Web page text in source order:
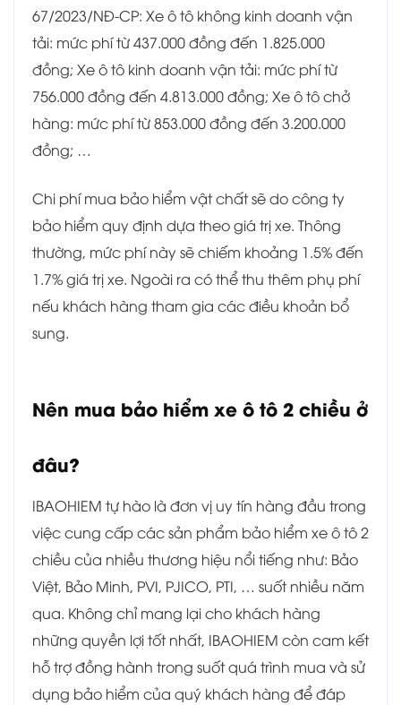
67/2023/NĐ-CP: Xe ô tô không kinh doanh vận
tải: mức phí từ 437.000 đồng đến 1.825.000
đồng; Xe ô tô kinh doanh vận tải: mức phí từ
756.000 đồng đến 4.813.000 đồng; Xe ô tô chở
hàng: mức phí từ 853.000 đồng đến 3.200.000
đồng; …
Chi phí mua bảo hiểm vật chất sẽ do công ty
bảo hiểm quy định dựa theo giá trị xe. Thông
thường, mức phí này sẽ chiếm khoảng 1.5% đến
1.7% giá trị xe. Ngoài ra có thể thu thêm phụ phí
nếu khách hàng tham gia các điều khoản bổ
sung.
Nên mua bảo hiểm xe ô tô 2 chiều ở
đâu?
IBAOHIEM tự hào là đơn vị uy tín hàng đầu trong
việc cung cấp các sản phẩm bảo hiểm xe ô tô 2
chiều của nhiều thương hiệu nổi tiếng như: Bảo
Việt, Bảo Minh, PVI, PJICO, PTI, … suốt nhiều năm
qua. Không chỉ mang lại cho khách hàng
những quyền lợi tốt nhất, IBAOHIEM còn cam kết
hỗ trợ đồng hành trong suốt quá trình mua và sử
dụng bảo hiểm của quý khách hàng để đáp